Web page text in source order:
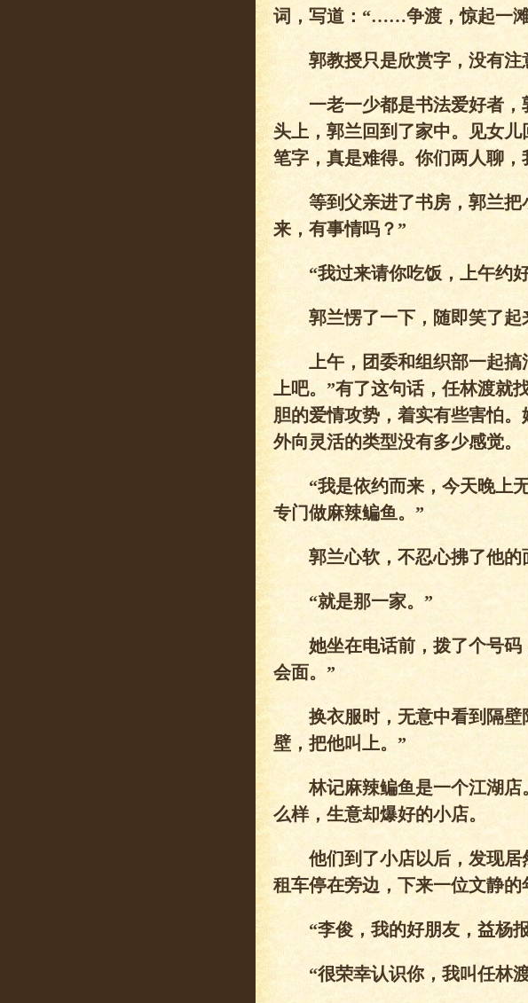
词，写道：“……争渡，惊起一
郭教授只是欣赏字，没有注
一老一少都是书法爱好者，
头上，郭兰回到了家中。见女
笔字，真是难得。你们两人聊，
等到父亲进了书房，郭兰把
来，有事情吗？”
“我过来请你吃饭，上午约
郭兰愣了一下，随即笑了起
上午，团委和组织部一起搞
上吧。”有了这句话，任林渡就
胆的爱情攻势，着实有些害怕
外向灵活的类型没有多少感觉。
“我是依约而来，今天晚上无
专门做麻辣鳊鱼。”
郭兰心软，不忍心拂了他的
“就是那一家。”
她坐在电话前，拨了个号码
会面。”
换衣服时，无意中看到隔壁
壁，把他叫上。”
林记麻辣鳊鱼是一个江湖店
么样，生意却爆好的小店。
他们到了小店以后，发现居
租车停在旁边，下来一位文静的
“李俊，我的好朋友，益杨报
“很荣幸认识你，我叫任林渡